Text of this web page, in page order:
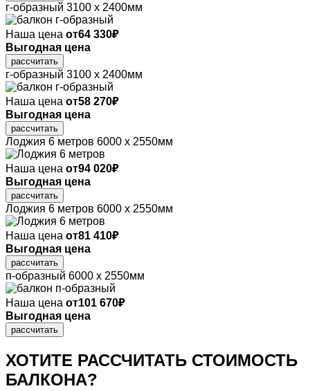
г-образный 3100 х 2400мм
Наша цена от64 330₽
Выгодная цена
рассчитать
г-образный 3100 х 2400мм
Наша цена от58 270₽
Выгодная цена
рассчитать
Лоджия 6 метров 6000 х 2550мм
Наша цена от94 020₽
Выгодная цена
рассчитать
Лоджия 6 метров 6000 х 2550мм
Наша цена от81 410₽
Выгодная цена
рассчитать
п-образный 6000 х 2550мм
Наша цена от101 670₽
Выгодная цена
рассчитать
ХОТИТЕ РАССЧИТАТЬ СТОИМОСТЬ
БАЛКОНА?